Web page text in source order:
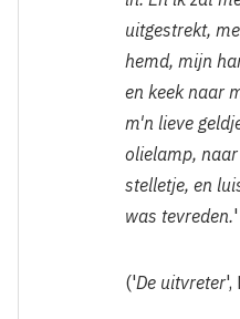
uitgestrekt,
hemd, mijn
en keek naar
m'n lieve
olielamp,
stelletje, en
was tevreden.'
('De uitvreter',